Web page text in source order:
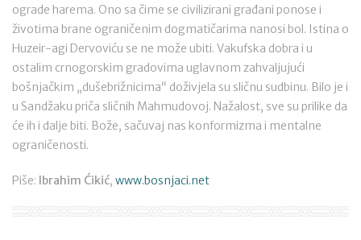
ograde harema. Ono sa čime se civilizirani građani ponose i
životima brane ograničenim dogmatičarima nanosi bol. Istina o
Huzeir-agi Dervoviću se ne može ubiti. Vakufska dobra i u
ostalim crnogorskim gradovima uglavnom zahvaljujući
bošnjačkim „dušebrižnicima“ doživjela su sličnu sudbinu. Bilo je i
u Sandžaku priča sličnih Mahmudovoj. Nažalost, sve su prilike da
će ih i dalje biti. Bože, sačuvaj nas konformizma i mentalne
ograničenosti.
Piše: Ibrahim Ćikić, www.bosnjaci.net